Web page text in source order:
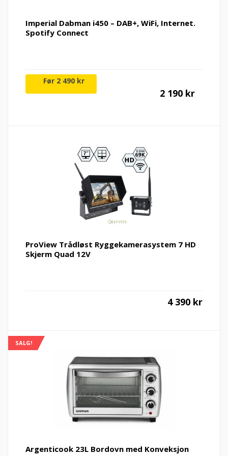
Imperial Dabman i450 – DAB+, WiFi, Internet.
Spotify Connect
2 490 kr
2 190 kr
ProView Trådløst Ryggekamerasystem 7 HD
Skjerm Quad 12V
4 390 kr
SALG!
Argenticook 23L Bordovn med Konveksjon